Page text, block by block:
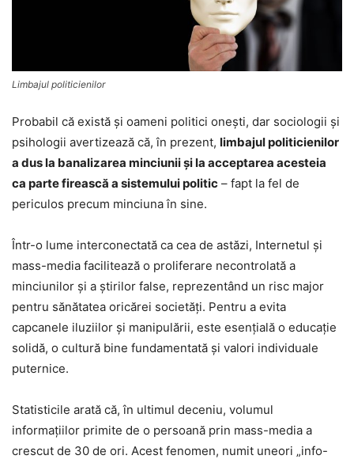
Limbajul politicienilor
Probabil că există şi oameni politici oneşti, dar sociologii şi
psihologii avertizează că, în prezent, limbajul politicienilor
a dus la banalizarea minciunii și la acceptarea acesteia
ca parte firească a sistemului politic – fapt la fel de
periculos precum minciuna în sine.
Într-o lume interconectată ca cea de astăzi, Internetul și
mass-media facilitează o proliferare necontrolată a
minciunilor și a știrilor false, reprezentând un risc major
pentru sănătatea oricărei societăți. Pentru a evita
capcanele iluziilor și manipulării, este esențială o educație
solidă, o cultură bine fundamentată și valori individuale
puternice.
Statisticile arată că, în ultimul deceniu, volumul
informațiilor primite de o persoană prin mass-media a
crescut de 30 de ori. Acest fenomen, numit uneori „info-